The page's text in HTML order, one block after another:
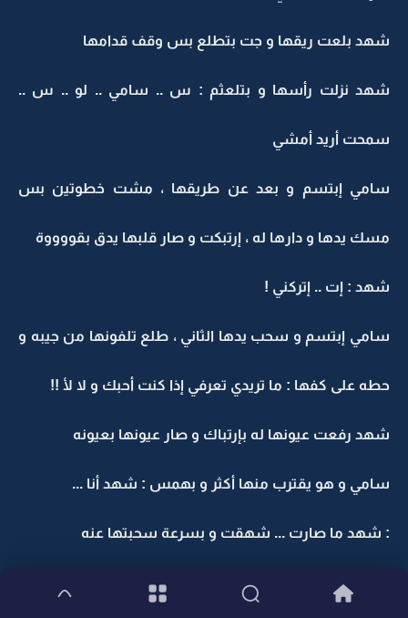
شهد بلعت ريقها و جت بتطلع بس وقف قدامها
شهد نزلت رأسها و بتلعثم : س .. سامي .. لو .. س ..
سمحت أريد أمشي
سامي إبتسم و بعد عن طريقها ، مشت خطوتين بس
مسك يدها و دارها له ، إرتبكت و صار قلبها يدق بقووووة
شهد : إت .. إتركني !
سامي إبتسم و سحب يدها الثاني ، طلع تلفونها من جيبه و
حطه على كفها : ما تريدي تعرفي إذا كنت أحبك و لا لأ !!
شهد رفعت عيونها له بإرتباك و صار عيونها بعيونه
سامي و هو يقترب منها أكثر و بهمس : شهد أنا ...
: شهد ما صارت ... شهقت و بسرعة سحبتها عنه
منار و هي تلتفت لسامي : هييي أنت إيش كنت تريد تسوي